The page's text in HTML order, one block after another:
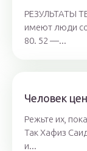
РЕЗУЛЬТАТЫ
имеют люди
80. 52 —...
Человек
Режьте их,
Так Хафиз
и...